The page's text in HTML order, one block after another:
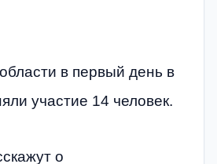
в первый день в
участие 14 человек.
о